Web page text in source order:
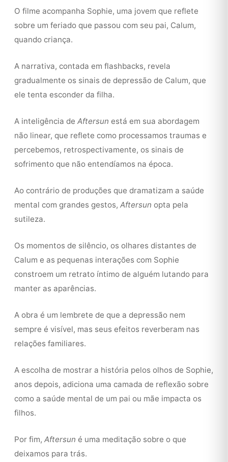
O filme acompanha Sophie, uma jovem que reflete
sobre um feriado que passou com seu pai, Calum,
quando criança.
A narrativa, contada em flashbacks, revela
gradualmente os sinais de depressão de Calum, que
ele tenta esconder da filha.
A inteligência de Aftersun está em sua abordagem
não linear, que reflete como processamos traumas e
percebemos, retrospectivamente, os sinais de
sofrimento que não entendíamos na época.
Ao contrário de produções que dramatizam a saúde
mental com grandes gestos, Aftersun opta pela
sutileza.
Os momentos de silêncio, os olhares distantes de
Calum e as pequenas interações com Sophie
constroem um retrato íntimo de alguém lutando para
manter as aparências.
A obra é um lembrete de que a depressão nem
sempre é visível, mas seus efeitos reverberam nas
relações familiares.
A escolha de mostrar a história pelos olhos de Sophie,
anos depois, adiciona uma camada de reflexão sobre
como a saúde mental de um pai ou mãe impacta os
filhos.
Por fim, Aftersun é uma meditação sobre o que
deixamos para trás.